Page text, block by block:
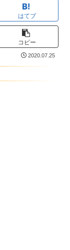
はてブ
コピー
2020.07.25